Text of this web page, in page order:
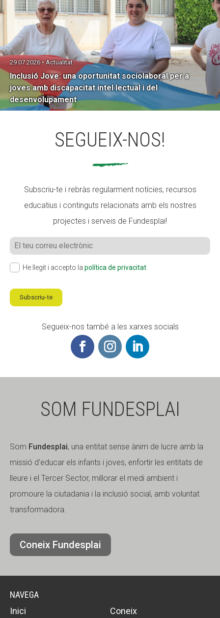
Inclusió Jove: una oportunitat sociolaboral per a
joves amb discapacitat intel·lectual i del
desenvolupament
29.07.2026 • Actualitat
SEGUEIX-NOS!
Subscriu-te i rebràs regularment notícies, recursos
educatius i continguts relacionats amb els nostres
projectes i serveis de Fundesplai!
He llegit i accepto la política de privacitat
Subscriu-te
Segueix-nos també a les xarxes socials
SOM FUNDESPLAI
Som Fundesplai, una entitat sense ànim de lucre amb la
missió d'educar els infants i joves, enfortir les entitats de
lleure i el Tercer Sector, millorar el medi ambient i
promoure la ciutadania i la inclusió social, amb voluntat
transformadora.
Coneix Fundesplai
NAVEGA
Inici
Coneix